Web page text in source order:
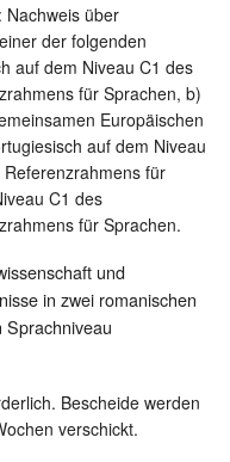
Nachweis über
der folgenden
auf dem Niveau C1 des
für Sprachen, b)
Europäischen
auf dem Niveau
für
C1 des
für Sprachen.
und
in zwei romanischen
Bescheide werden
verschickt.